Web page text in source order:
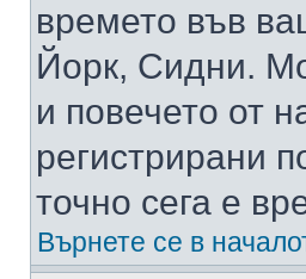
времето във
Йорк, Сидни.
и повечето от
регистрирани
точно сега е
Върнете се в